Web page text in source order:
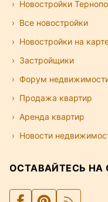
Новостройки
Все новостройки
Новостройки на
Застройщики
Форум
Продажа квартир
Аренда квартир
Новости
ОСТАВАЙТЕСЬ НА